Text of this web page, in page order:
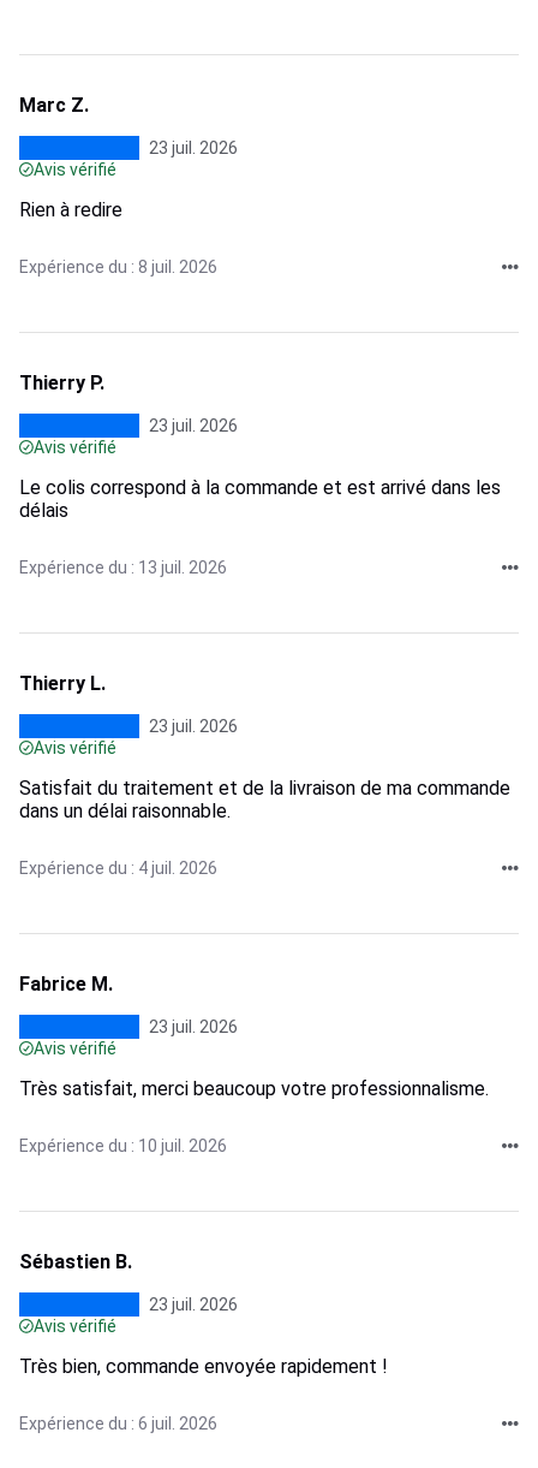
Marc Z.
23 juil. 2026
Avis vérifié
Rien à redire
Expérience du : 8 juil. 2026
Thierry P.
23 juil. 2026
Avis vérifié
Le colis correspond à la commande et est arrivé dans les
délais
Expérience du : 13 juil. 2026
Thierry L.
23 juil. 2026
Avis vérifié
Satisfait du traitement et de la livraison de ma commande
dans un délai raisonnable.
Expérience du : 4 juil. 2026
Fabrice M.
23 juil. 2026
Avis vérifié
Très satisfait, merci beaucoup votre professionnalisme.
Expérience du : 10 juil. 2026
Sébastien B.
23 juil. 2026
Avis vérifié
Très bien, commande envoyée rapidement !
Expérience du : 6 juil. 2026